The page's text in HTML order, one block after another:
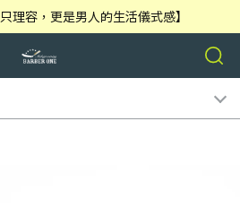
理容，更是男人的生活儀式感】